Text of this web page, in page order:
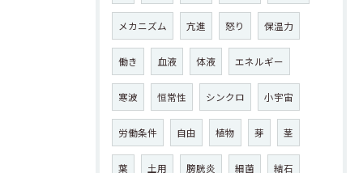
メカニズム 亢進 怒り 保温力
働き 血液 体液 エネルギー
寒波 恒常性 シンクロ 小宇宙
労働条件 自由 植物 芽 茎
葉 土用 膀胱炎 細菌 結石